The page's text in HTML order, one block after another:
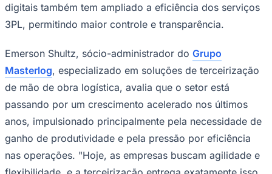
digitais também tem ampliado a eficiência dos serviços
3PL, permitindo maior controle e transparência.
Emerson Shultz, sócio-administrador do Grupo
Masterlog, especializado em soluções de terceirização
de mão de obra logística, avalia que o setor está
passando por um crescimento acelerado nos últimos
anos, impulsionado principalmente pela necessidade de
ganho de produtividade e pela pressão por eficiência
nas operações. "Hoje, as empresas buscam agilidade e